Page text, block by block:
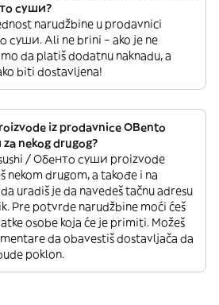
суши?
narudžbine u prodavnici
суши. Ali ne brini – ako je ne
da platiš dodatnu naknadu, a
biti dostavljena!
iz prodavnice OBento
nekog drugog?
/ Обенто суши proizvode
nekom drugom, a takođe i na
uradiš je da navedeš tačnu adresu
Pre potvrde narudžbine moći ćeš
osobe koja će je primiti. Možeš
da obavestiš dostavljača da
poklon.